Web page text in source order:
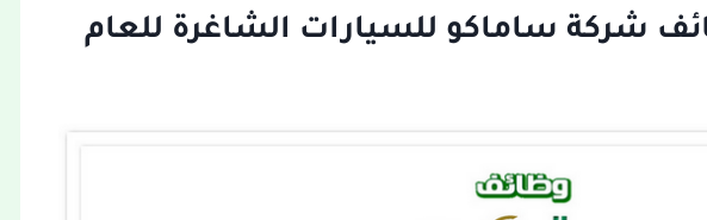
شركة ساماكو للسيارات الشاغرة للعام